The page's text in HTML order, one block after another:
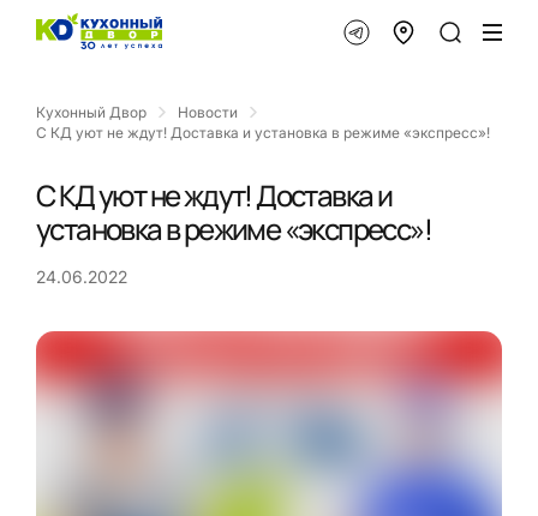
Кухонный Двор
Новости
С КД уют не ждут! Доставка и установка в режиме «экспресс»!
С КД уют не ждут! Доставка и
установка в режиме «экспресс»!
24.06.2022